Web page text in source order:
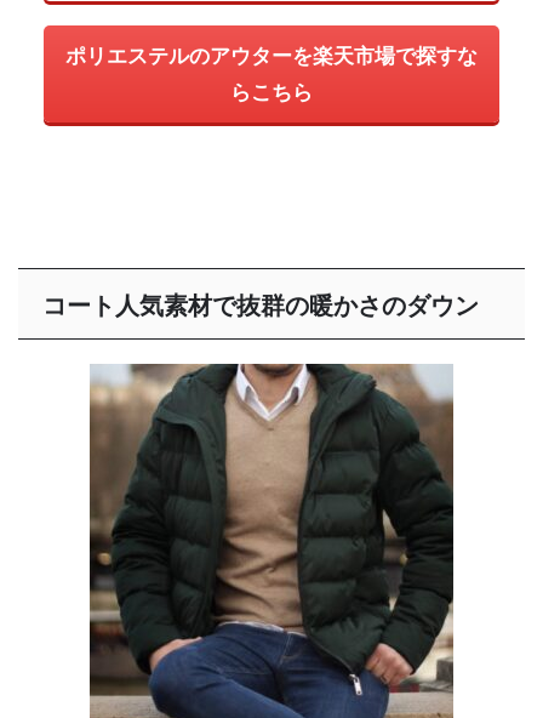
ポリエステルのアウターを楽天市場で探すな
らこちら
コート人気素材で抜群の暖かさのダウン